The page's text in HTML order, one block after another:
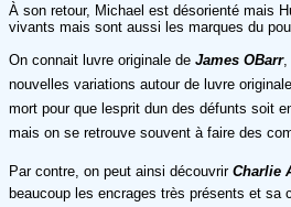
À son retour, Michael est désorienté mais
vivants mais sont aussi les marques du
On connait luvre originale de James OBarr,
nouvelles variations autour de luvre
mort pour que lesprit dun des défunts
mais on se retrouve souvent à faire des
Par contre, on peut ainsi découvrir Charlie
beaucoup les encrages très présents et sa